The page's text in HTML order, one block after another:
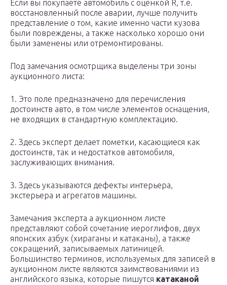
Если вы покупаете автомобиль с оценкой R, т.е.
восстановленный после аварии, лучше получить
представление о том, какие именно части кузова
были повреждены, а также насколько хорошо они
были заменены или отремонтированы.
Под замечания осмотрщика выделены три зоны
аукционного листа:
1. Это поле предназначено для перечисления
достоинств авто, в том числе элементов оснащения,
не входящих в стандартную комплектацию.
2. Здесь эксперт делает пометки, касающиеся как
достоинств, так и недостатков автомобиля,
заслуживающих внимания.
3. Здесь указываются дефекты интерьера,
экстерьера и агрегатов машины.
Замечания эксперта а аукционном листе
представляют собой сочетание иероглифов, двух
японских азбук (хираганы и катаканы), а также
сокращений, записываемых латиницей.
Большинство терминов, используемых для записей в
аукционном листе являются заимствованиями из
английского языка, которые пишутся катаканой